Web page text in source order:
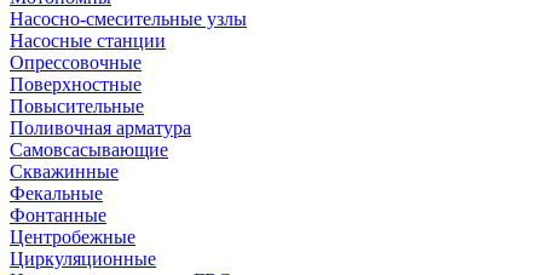
Насосно-смесительные узлы
Насосные станции
Опрессовочные
Поверхностные
Повысительные
Поливочная арматура
Самовсасывающие
Скважинные
Фекальные
Фонтанные
Центробежные
Циркуляционные